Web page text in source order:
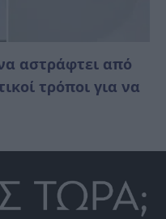
αστράφτει από
τρόποι για να